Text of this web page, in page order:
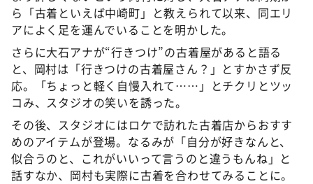
ら「古着といえば中崎町」と教えられて以来、同エリ
アによく足を運んでいることを明かした。
さらに大石アナが“行きつけ”の古着屋があると語る
と、岡村は「行きつけの古着屋さん？」とすかさず反
応。「ちょっと軽く自慢入れて……」とチクリとツッ
コみ、スタジオの笑いを誘った。
その後、スタジオにはロケで訪れた古着店からおすす
めのアイテムが登場。なるみが「自分が好きなんと、
似合うのと、これがいいって言うのと違うもんね」と
話すなか、岡村も実際に古着を合わせてみることに。